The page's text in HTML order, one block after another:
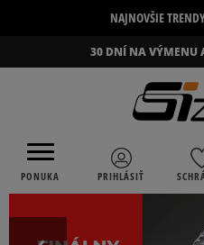
NAJNOVŠIE
30 DNÍ NA VÝMENU
PONUKA PRIHLÁSIŤ